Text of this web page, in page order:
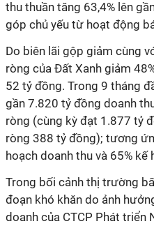
thu thuần tăng 63,4% lên
góp chủ yếu từ hoạt động
Do biên lãi gộp giảm cùng
ròng của Đất Xanh giảm
52 tỷ đồng. Trong 9 tháng
gần 7.820 tỷ đồng doanh
ròng (cùng kỳ đạt 1.877 tỷ
ròng 388 tỷ đồng); tương
hoạch doanh thu và 65% kế
Trong bối cảnh thị trường
đoạn khó khăn do ảnh
doanh của CTCP Phát triển